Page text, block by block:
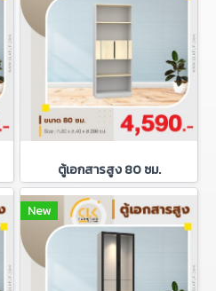
ตู้เอกสารสูง 80 ซม.
New